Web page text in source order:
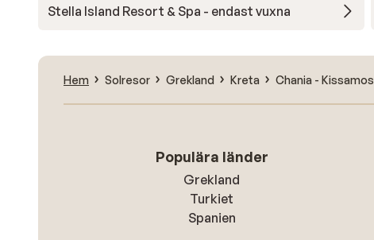
Stella Island Resort & Spa - endast vuxna
Hem Solresor Grekland Kreta Chania - Kissamos
Populära länder
Grekland
Turkiet
Spanien